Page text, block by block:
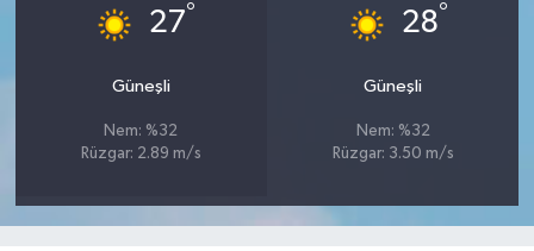
27°
Güneşli
Nem: %32
Rüzgar: 2.89 m/s
28°
Güneşli
Nem: %32
Rüzgar: 3.50 m/s